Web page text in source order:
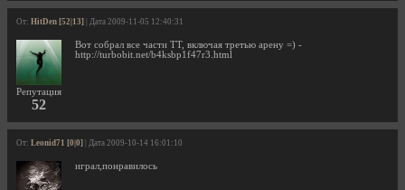
От: HitDen [52|13] | Дата 2009-11-05 12:40:31
Репутация
52
Вот собрал все части TT, включая третью арену =) -
http://turbobit.net/b4ksbp1f47r3.html
От: Leonid71 [0|0] | Дата 2009-10-14 16:01:10
играл,понравилось